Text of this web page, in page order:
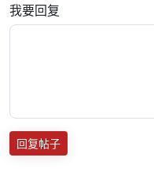
我要回复
回复帖子